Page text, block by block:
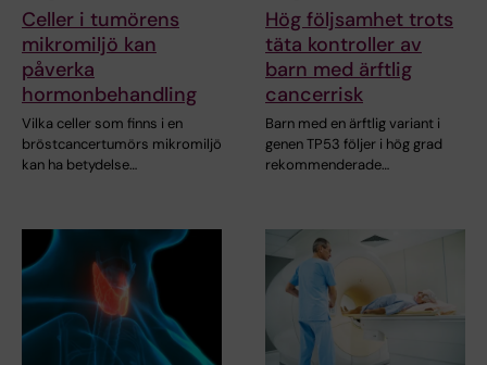
Celler i tumörens
mikromiljö kan
påverka
hormonbehandling
Vilka celler som finns i en
bröstcancertumörs mikromiljö
kan ha betydelse…
Hög följsamhet trots
täta kontroller av
barn med ärftlig
cancerrisk
Barn med en ärftlig variant i
genen TP53 följer i hög grad
rekommenderade…